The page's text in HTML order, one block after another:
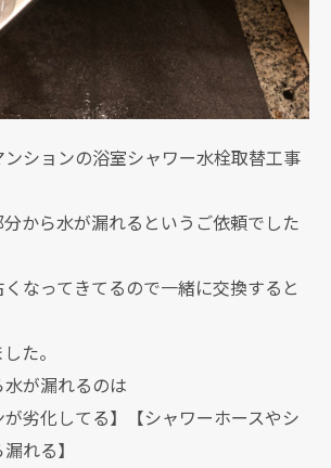
ションの浴室シャワー水栓取替工事
から水が漏れるというご依頼でした
なってきてるので一緒に交換すると
た。
が漏れるのは
が劣化してる】【シャワーホースやシ
れる】